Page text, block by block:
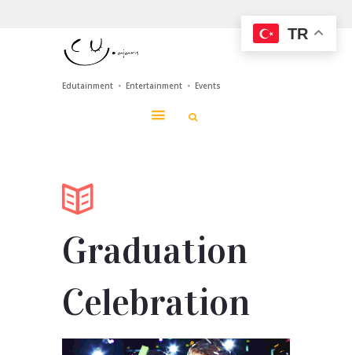
Edutainment ・ Entertainment ・ Events
Graduation
Celebration
TR